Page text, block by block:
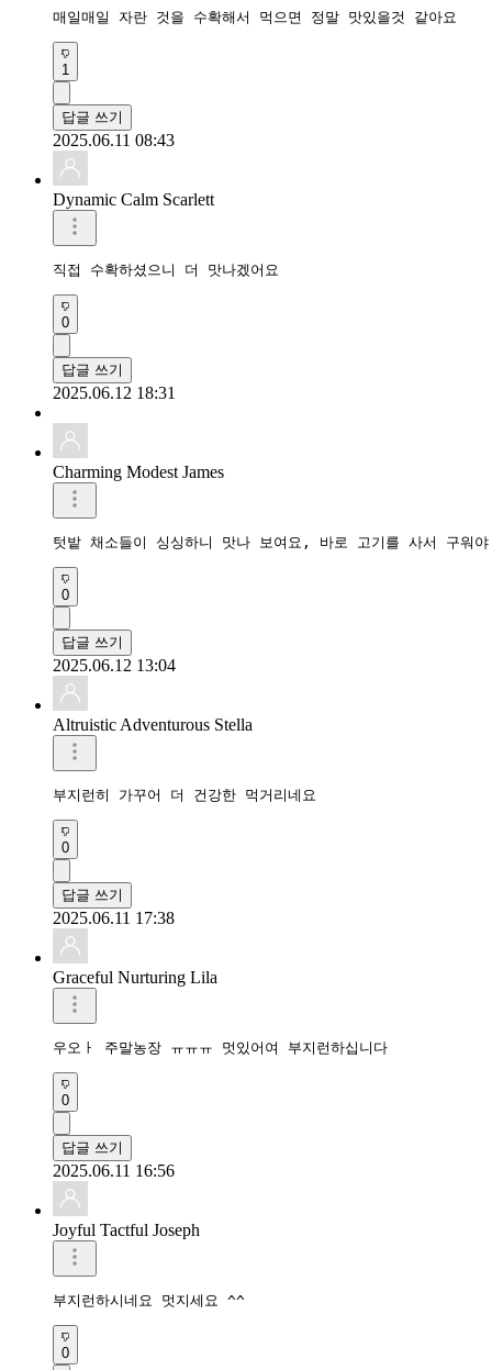
매일매일 자란 것을 수확해서 먹으면 정말 맛있을것 같아요
1
답글 쓰기
2025.06.11 08:43
Dynamic Calm Scarlett
직접 수확하셨으니 더 맛나겠어요
0
답글 쓰기
2025.06.12 18:31
Charming Modest James
텃밭 채소들이 싱싱하니 맛나 보여요, 바로 고기를 사서 구워
0
답글 쓰기
2025.06.12 13:04
Altruistic Adventurous Stella
부지런히 가꾸어 더 건강한 먹거리네요
0
답글 쓰기
2025.06.11 17:38
Graceful Nurturing Lila
우오ㅏ 주말농장 ㅠㅠㅠ 멋있어여 부지런하십니다
0
답글 쓰기
2025.06.11 16:56
Joyful Tactful Joseph
부지런하시네요 멋지세요 ^^
0